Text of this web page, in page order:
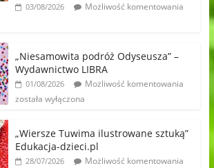
03/08/2026
Możliwość komentowania
„Niesamowita podróż Odyseusza” –
Wydawnictwo LIBRA
01/08/2026
Możliwość komentowania
została wyłączona
„Wiersze Tuwima ilustrowane sztuką”
Edukacja-dzieci.pl
28/07/2026
Możliwość komentowania